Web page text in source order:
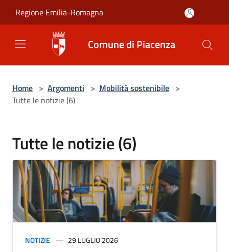
Regione Emilia-Romagna
Comune di Piacenza
Home > Argomenti > Mobilità sostenibile >
Tutte le notizie (6)
Tutte le notizie (6)
NOTIZIE 29 LUGLIO 2026